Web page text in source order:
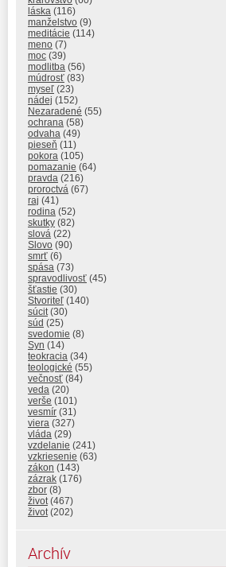
láska (116)
manželstvo (9)
meditácie (114)
meno (7)
moc (39)
modlitba (56)
múdrosť (83)
myseľ (23)
nádej (152)
Nezaradené (55)
ochrana (58)
odvaha (49)
pieseň (11)
pokora (105)
pomazanie (64)
pravda (216)
proroctvá (67)
raj (41)
rodina (52)
skutky (82)
slová (22)
Slovo (90)
smrť (6)
spása (73)
spravodlivosť (45)
šťastie (30)
Stvoriteľ (140)
súcit(30)
súd (25)
svedomie (8)
Syn (14)
teokracia (34)
teologické (55)
večnosť (84)
veda (20)
verše (101)
vesmír (31)
viera (327)
vláda (29)
vzdelanie (241)
vzkriesenie (63)
zákon (143)
zázrak (176)
zbor (8)
život(467)
život(202)
Archív